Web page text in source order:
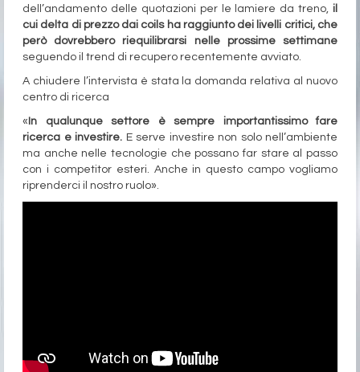
dell’andamento delle quotazioni per le lamiere da treno, il
cui delta di prezzo dai coils ha raggiunto dei livelli critici, che
però dovrebbero riequilibrarsi nelle prossime settimane
seguendo il trend di recupero recentemente avviato.
A chiudere l’intervista è stata la domanda relativa al nuovo
centro di ricerca
« In qualunque settore è sempre importantissimo fare
ricerca e investire. E serve investire non solo nell’ambiente
ma anche nelle tecnologie che possano far stare al passo
con i competitor esteri. Anche in questo campo vogliamo
riprenderci il nostro ruolo».